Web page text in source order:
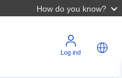
How do you know?
Log ind